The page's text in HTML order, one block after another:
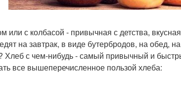
или с колбасой - привычная с детства,
на завтрак, в виде бутербродов, на обед,
Хлеб с чем-нибудь - самый привычный и
все вышеперечисленное пользой хлеба: